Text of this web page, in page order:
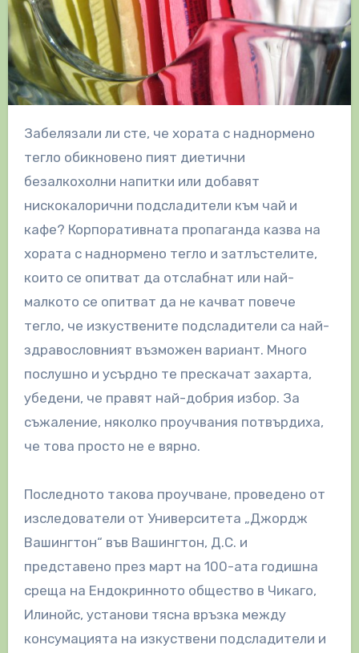
Забелязали ли сте, че хората с наднормено
тегло обикновено пият диетични
безалкохолни напитки или добавят
нискокалорични подсладители към чай и
кафе? Корпоративната пропаганда казва на
хората с наднормено тегло и затлъстелите,
които се опитват да отслабнат или най-
малкото се опитват да не качват повече
тегло, че изкуствените подсладители са най-
здравословният възможен вариант. Много
послушно и усърдно те прескачат захарта,
убедени, че правят най-добрия избор. За
съжаление, няколко проучвания потвърдиха,
че това просто не е вярно.
Последното такова проучване, проведено от
изследователи от Университета „Джордж
Вашингтон“ във Вашингтон, Д.С. и
представено през март на 100-ата годишна
среща на Ендокринното общество в Чикаго,
Илинойс, установи тясна връзка между
консумацията на изкуствени подсладители и